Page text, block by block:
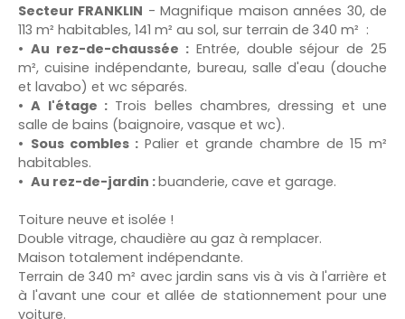
Secteur FRANKLIN - Magnifique maison années 30, de
113 m² habitables, 141 m² au sol, sur terrain de 340 m² :
Au rez-de-chaussée : Entrée, double séjour de 25
m², cuisine indépendante, bureau, salle d'eau (douche
et lavabo) et wc séparés.
A l'étage : Trois belles chambres, dressing et une
salle de bains (baignoire, vasque et wc).
Sous combles : Palier et grande chambre de 15 m²
habitables.
Au rez-de-jardin :buanderie, cave et garage.
Toiture neuve et isolée !
Double vitrage, chaudière au gaz à remplacer.
Maison totalement indépendante.
Terrain de 340 m² avec jardin sans vis à vis à l'arrière et
à l'avant une cour et allée de stationnement pour une
voiture.